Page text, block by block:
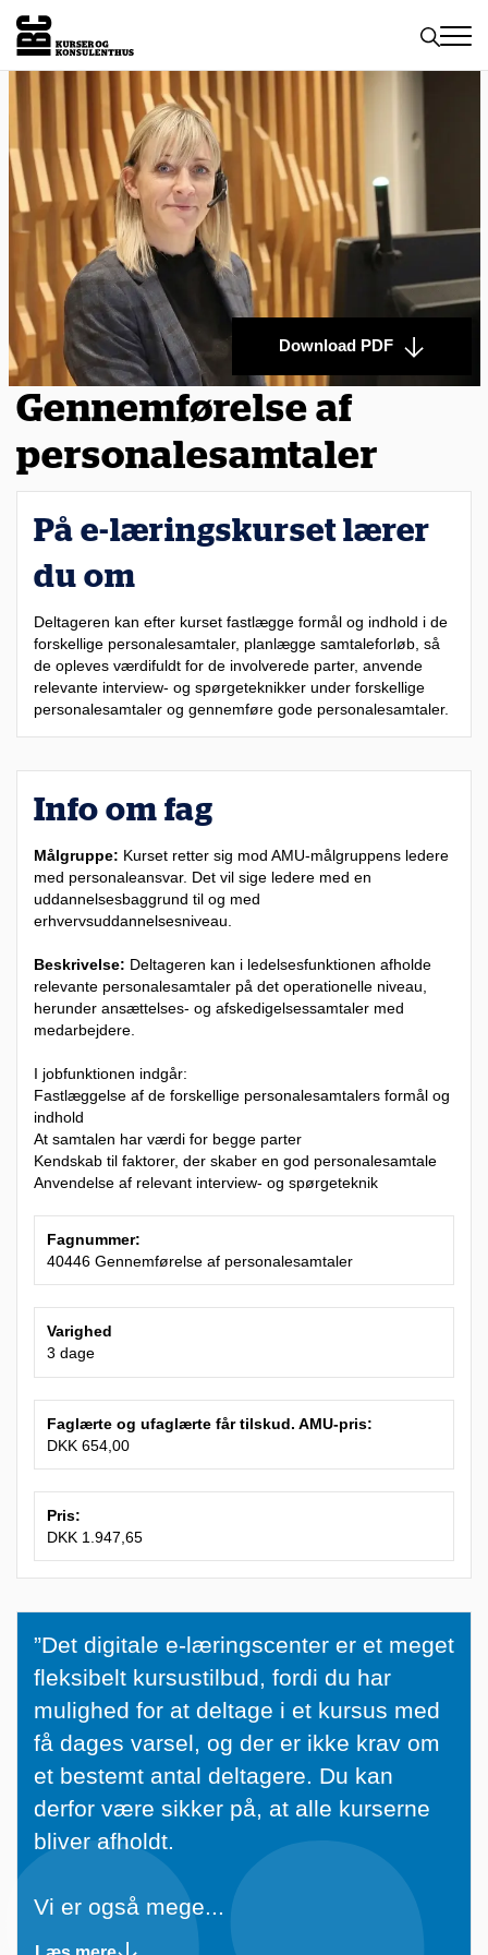
Toggle
Gennemførelse af
personalesamtaler
Download PDF
På e-læringskurset lærer
du om
Deltageren kan efter kurset fastlægge formål og indhold i de
forskellige personalesamtaler, planlægge samtaleforløb, så
de opleves værdifuldt for de involverede parter, anvende
relevante interview- og spørgeteknikker under forskellige
personalesamtaler og gennemføre gode personalesamtaler.
Info om fag
Målgruppe: Kurset retter sig mod AMU-målgruppens ledere
med personaleansvar. Det vil sige ledere med en
uddannelsesbaggrund til og med
erhvervsuddannelsesniveau.
Beskrivelse: Deltageren kan i ledelsesfunktionen afholde
relevante personalesamtaler på det operationelle niveau,
herunder ansættelses- og afskedigelsessamtaler med
medarbejdere.
I jobfunktionen indgår:
Fastlæggelse af de forskellige personalesamtalers formål og
indhold
At samtalen har værdi for begge parter
Kendskab til faktorer, der skaber en god personalesamtale
Anvendelse af relevant interview- og spørgeteknik
Fagnummer:
40446 Gennemførelse af personalesamtaler
Varighed
3 dage
Faglærte og ufaglærte får tilskud. AMU-pris:
DKK 654,00
Pris:
DKK 1.947,65
”Det digitale e-læringscenter er et meget
fleksibelt kursustilbud, fordi du har
mulighed for at deltage i et kursus med
få dages varsel, og der er ikke krav om
et bestemt antal deltagere. Du kan
derfor være sikker på, at alle kurserne
bliver afholdt.
Vi er også mege...
”
D
e
t
d
i
g
t